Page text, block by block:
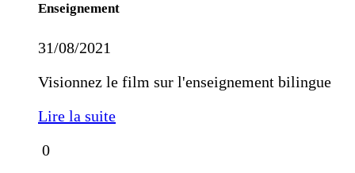
Enseignement
31/08/2021
Visionnez le film sur l'enseignement bilingue
Lire la suite
0